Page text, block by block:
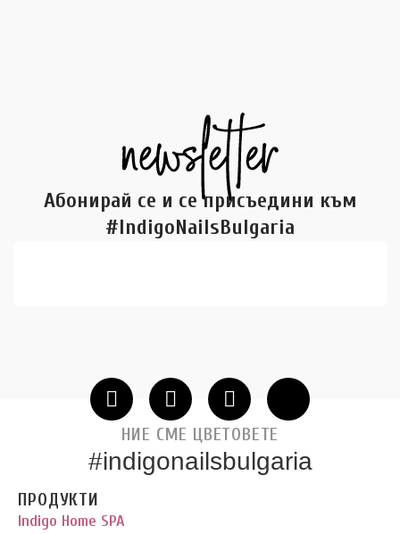
Абонирай се и се присъедини към
#IndigoNailsBulgaria
НИЕ СМЕ ЦВЕТОВЕТЕ
#indigonailsbulgaria
ПРОДУКТИ
Indigo Home SPA